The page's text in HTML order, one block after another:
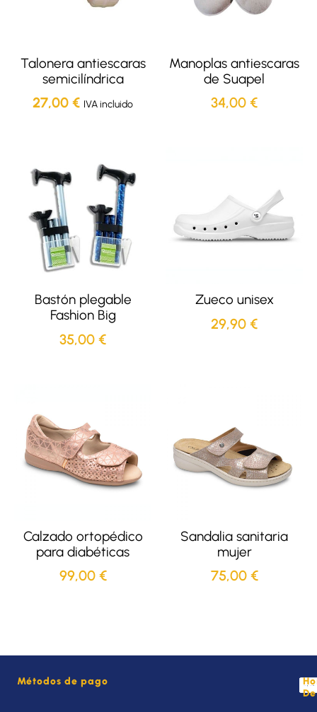
Talonera antiescaras
semicilíndrica
27,00 € IVA incluido
Manoplas antiescaras
de Suapel
34,00 €
Bastón plegable
Fashion Big
35,00 €
Zueco unisex
29,90 €
Calzado ortopédico
para diabéticas
99,00 €
Sandalia sanitaria
mujer
75,00 €
Métodos de pago